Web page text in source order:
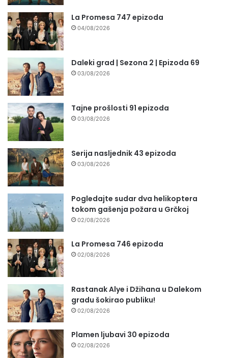
La Promesa 747 epizoda
04/08/2026
Daleki grad | Sezona 2 | Epizoda 69
03/08/2026
Tajne prošlosti 91 epizoda
03/08/2026
Serija nasljednik 43 epizoda
03/08/2026
Pogledajte sudar dva helikoptera
tokom gašenja požara u Grčkoj
02/08/2026
La Promesa 746 epizoda
02/08/2026
Rastanak Alye i Džihana u Dalekom
gradu šokirao publiku!
02/08/2026
Plamen ljubavi 30 epizoda
02/08/2026